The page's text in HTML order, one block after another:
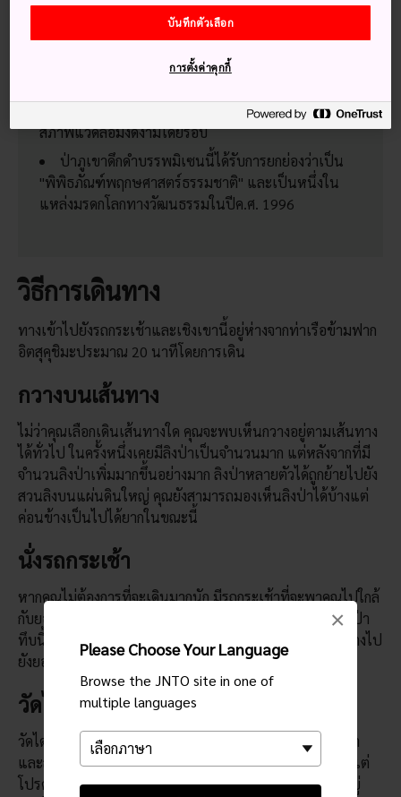
Please Choose Your Language
Browse the JNTO site in one of
multiple languages
×
หอดูดาวชิชิอิวะที่มีทิวทัศน์อันงดงามของเกาะและ
สภาพแวดล้อมงดงามโดยรอบ
ป่าภูเขาดึกดำบรรพมิเซนนี้ได้รับการยกย่องว่าเป็น
"พิพิธภัณฑ์พฤกษศาสตร์ธรรมชาติ" และเป็นหนึ่งใน
แหล่งมรดกโลกทางวัฒนธรรมในปีค.ศ. 1996
วิธีการเดินทาง
ทางเข้าไปยังรถกระเช้าและเชิงเขานี้อยู่ห่างจากท่าเรือข้ามฟาก
อิตสุคุชิมะประมาณ 20 นาทีโดยการเดิน
กวางบนเส้นทาง
ไม่ว่าคุณเลือกเดินเส้นทางใด คุณจะพบเห็นกวางอยู่ตามเส้นทาง
ได้ทั่วไป ในครั้งหนึ่งเคยมีลิงป่าเป็นจำนวนมาก แต่หลังจากที่มี
จำนวนลิงป่าเพิ่มมากขึ้นอย่างมาก ลิงป่าหลายตัวได้ถูกย้ายไปยัง
สวนลิงบนแผ่นดินใหญ่ คุณยังสามารถมองเห็นลิงป่าได้บ้างแต่
ค่อนข้างเป็นไปได้ยากในขณะนี้
นั่งรถกระเช้า
หากคุณไม่ต้องการที่จะเดินมากนัก มีรถกระเช้าที่จะพาคุณไปใกล้
กับยอดเขา รถกระเช้านี้มอบทิวทัศน์ทางอากาศที่งดงามของป่า
ทึบนี้ซึ่งรายล้อมภูเขาและเป็นวิธีที่สงบอย่างยิ่งในการเดินทางไป
ยังยอดเขา
วัดไดโชอิน
วัดไดโชอินเป็นที่เชื่อกันว่าถูกสร้างโดยพระโคโบ ไดชิ มีศาลา
และสิ่งก่อสร้างอื่นๆ จำนวนมากที่อยู่บนเส้นทางขึ้นภูเขานี้ แต่
โปรดอย่าลืมที่จะชมไรคาโดะซึ่งมีเปลวไฟแห่งจิตวิญญาณอยู่
บันทึกตัวเลือก
การตั้งค่าคุกกี้